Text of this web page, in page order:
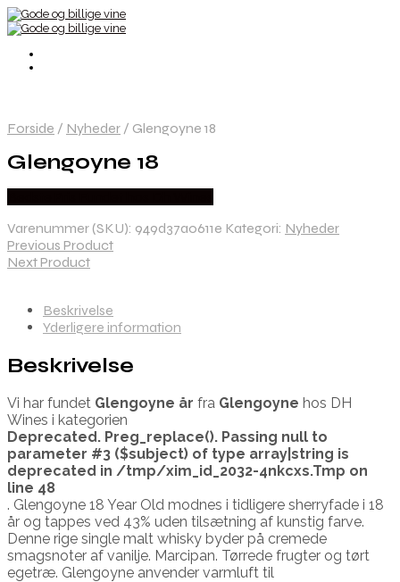
Forside / Nyheder / Glengoyne 18
Glengoyne 18
Varenummer (SKU): 949d37a0611e Kategori: Nyheder
Previous Product
Next Product
Beskrivelse
Yderligere information
Beskrivelse
Vi har fundet Glengoyne år fra Glengoyne hos DH
Wines i kategorien
Deprecated. Preg_replace(). Passing null to
parameter #3 ($subject) of type array|string is
deprecated in /tmp/xim_id_2032-4nkcxs.Tmp on
line 48
. Glengoyne 18 Year Old modnes i tidligere sherryfade i 18
år og tappes ved 43% uden tilsætning af kunstig farve.
Denne rige single malt whisky byder på cremede
smagsnoter af vanilje. Marcipan. Tørrede frugter og tørt
egetræ. Glengoyne anvender varmluft til